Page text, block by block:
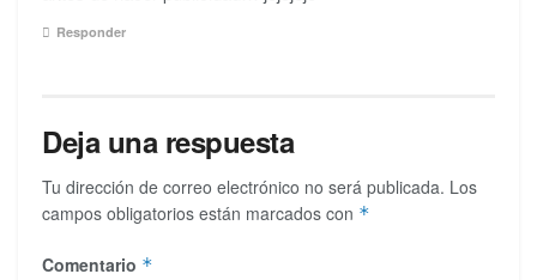
Responder
Deja una respuesta
Tu dirección de correo electrónico no será publicada. Los
campos obligatorios están marcados con *
Comentario *